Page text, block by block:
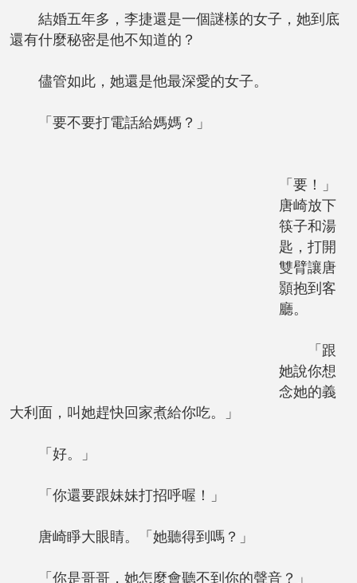
結婚五年多，李捷還是一個謎樣的女子，她到底
還有什麼秘密是他不知道的？
儘管如此，她還是他最深愛的女子。
「要不要打電話給媽媽？」
「要！」
唐崎放下
筷子和湯
匙，打開
雙臂讓唐
顥抱到客
廳。
「跟
她說你想
念她的義
大利面，叫她趕快回家煮給你吃。」
「好。」
「你還要跟妹妹打招呼喔！」
唐崎睜大眼睛。「她聽得到嗎？」
「你是哥哥，她怎麼會聽不到你的聲音？」